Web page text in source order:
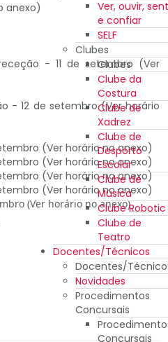
Ver, ouvir,
e confiar
SELF
Clubes
Clubes
Clube da
Costura
Clube de
Xadrez
Clube de
Desporto
Escolar
Clube de
Música
Clube Robotic
Clube de
Teatro
Docentes/Técnicos
Docentes/
Novidades
Procedimentos
Concursais
Concursais
anexo)
- 11 de setembro (Ver
- 12 de setembro (Ver horário
(Ver horário no anexo)
(Ver horário no anexo)
(Ver horário no anexo)
(Ver horário no anexo)
(Ver horário no anexo)